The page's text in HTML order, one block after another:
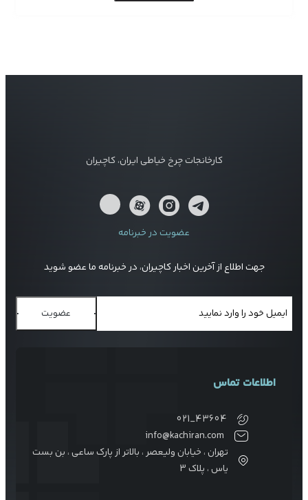
کارخانجات چرخ خیاطی ایران، کاچیران
عضویت در خبرنامه
جهت اطلاع از آخرین اخبار کاچیران، در خبرنامه ما عضو شوید
عضویت
اطلاعات تماس
021_43604
info@kachiran.com
تهران ، خیابان ولیعصر ، بالاتر از پارک ساعی ، بن بست
یاس ، پلاک 3